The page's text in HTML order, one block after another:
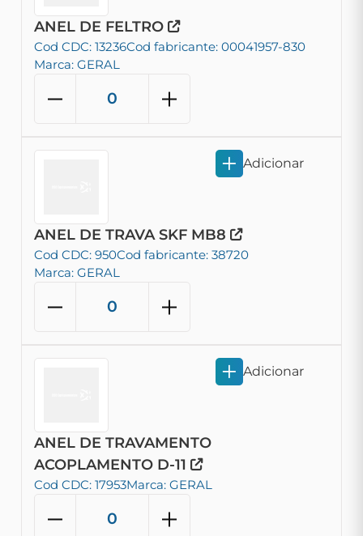
ANEL DE FELTRO
Cod CDC: 13236Cod fabricante: 00041957-830
Marca: GERAL
ANEL DE TRAVA SKF MB8
Cod CDC: 950Cod fabricante: 38720
Marca: GERAL
Adicionar
ANEL DE TRAVAMENTO
ACOPLAMENTO D-11
Cod CDC: 17953Marca: GERAL
Adicionar